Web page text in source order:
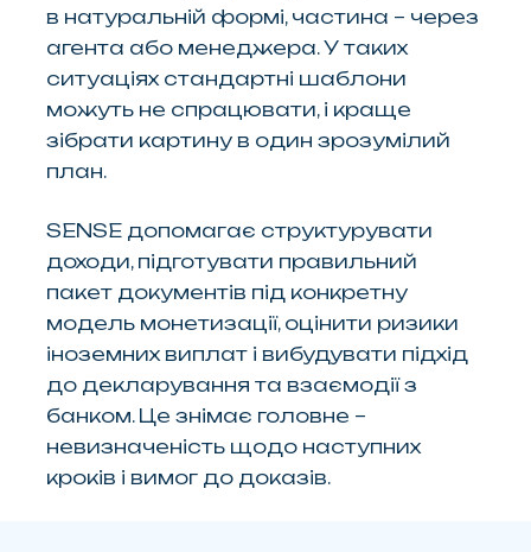
в натуральній формі, частина – через
агента або менеджера. У таких
ситуаціях стандартні шаблони
можуть не спрацювати, і краще
зібрати картину в один зрозумілий
план.
SENSE допомагає структурувати
доходи, підготувати правильний
пакет документів під конкретну
модель монетизації, оцінити ризики
іноземних виплат і вибудувати підхід
до декларування та взаємодії з
банком. Це знімає головне –
невизначеність щодо наступних
кроків і вимог до доказів.